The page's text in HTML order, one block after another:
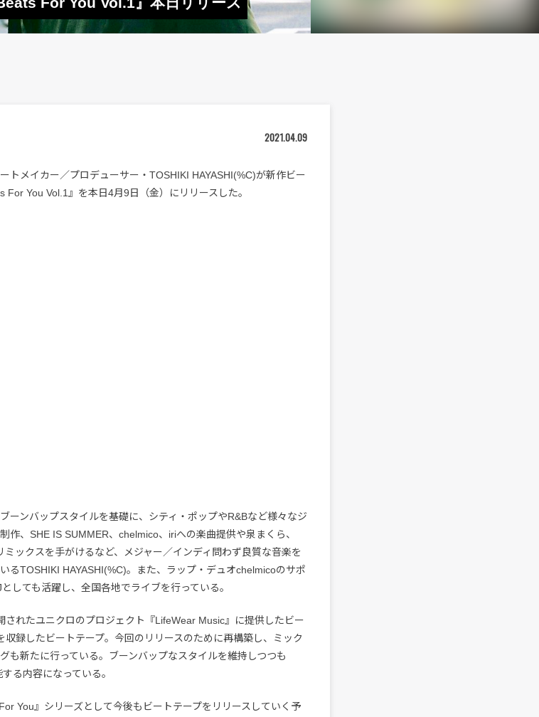
2021.04.09
トメイカー／プロデューサー・TOSHIKI HAYASHI(%C)が新作ビー
For You Vol.1』を本日4月9日（金）にリリースした。
ーンバップスタイルを基礎に、シティ・ポップやR&Bなど様々なジ
作、SHE IS SUMMER、chelmico、iriへの楽曲提供や泉まくら、
ミックスを手がけるなど、メジャー／インディ問わず良質な音楽を
るTOSHIKI HAYASHI(%C)。また、ラップ・デュオchelmicoのサポ
しても活躍し、全国各地でライブを行っている。
されたユニクロのプロジェクト『LifeWear Music』に提供したビー
収録したビートテープ。今回のリリースのために再構築し、ミック
も新たに行っている。ブーンバップなスタイルを維持しつつも
る内容になっている。
You』シリーズとして今後もビートテープをリリースしていく予